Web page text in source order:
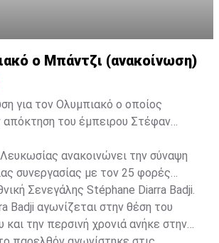
ο Μπάντζι (ανακοίνωση)
για τον Ολυμπιακό ο οποίος
απόκτηση του έμπειρου Στέφαν
ανακοινώνει την σύναψη
συνεργασίας με τον 25 φορές
Σενεγάλης Stéphane Diarra Badji.
Badji αγωνίζεται στην θέση του
και την περσινή χρονιά ανήκε στην